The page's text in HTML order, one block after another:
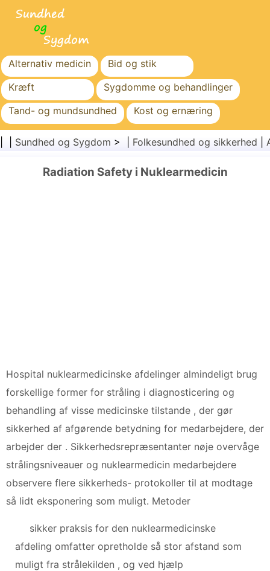
Alternativ medicin
Bid og stik
Kræft
Sygdomme og behandlinger
Tand- og mundsundhed
Kost og ernæring
Familiesundhed
Sundhedssektoren
Sundhed
Sundhed og Sygdom > | Folkesundhed og sikkerhed
Radiation Safety i Nuklearmedicin
Hospital nuklearmedicinske afdelinger almindeligt brug
forskellige former for stråling i diagnosticering og
behandling af visse medicinske tilstande , der gør
sikkerhed af afgørende betydning for medarbejdere, der
arbejder der . Sikkerhedsrepræsentanter nøje overvåge
strålingsniveauer og nuklearmedicin medarbejdere
observere flere sikkerheds- protokoller til at modtage
så lidt eksponering som muligt. Metoder
sikker praksis for den nuklearmedicinske
afdeling omfatter opretholde så stor afstand som
muligt fra strålekilden , og ved hjælp